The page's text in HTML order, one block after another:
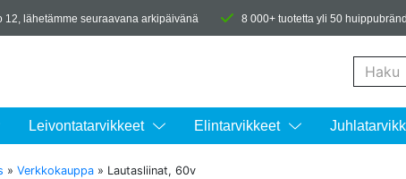
12, lähetämme seuraavana arkipäivänä 8 000+ tuotetta yli 50
Leivontatarvikkeet Elintarvikkeet
» Verkkokauppa » Lautasliinat, 60v